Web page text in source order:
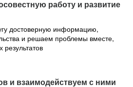
работу и развитие
достоверную информацию,
и решаем проблемы вместе,
и взаимодействуем с ними